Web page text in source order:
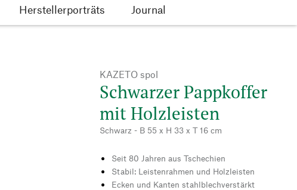
Herstellerporträts Journal
KAZETO spol
Schwarzer Pappkoffer
mit Holzleisten
Schwarz - B 55 x H 33 x T 16 cm
Seit 80 Jahren aus Tschechien
Stabil: Leistenrahmen und Holzleisten
Ecken und Kanten stahlblechverstärkt